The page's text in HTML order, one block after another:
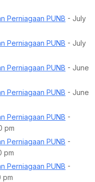
Perniagaan PUNB - July
Perniagaan PUNB - July
Perniagaan PUNB - June
Perniagaan PUNB - June
Perniagaan PUNB -
pm
Perniagaan PUNB -
pm
Perniagaan PUNB -
pm